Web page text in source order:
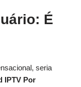
É
seria
IPTV Por